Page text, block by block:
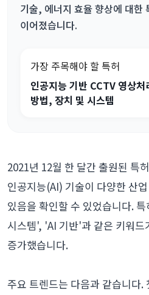
기술, 에너지 효율 향상에 대한
이어졌습니다.
가장 주목해야 할 특허
인공지능 기반 CCTV 영상
방법, 장치 및 시스템
2021년 12월 한 달간 출원된 특
인공지능(AI) 기술이 다양한 산
있음을 확인할 수 있었습니다.
시스템', 'AI 기반'과 같은 키워드
증가했습니다.
주요 트렌드는 다음과 같습니다.